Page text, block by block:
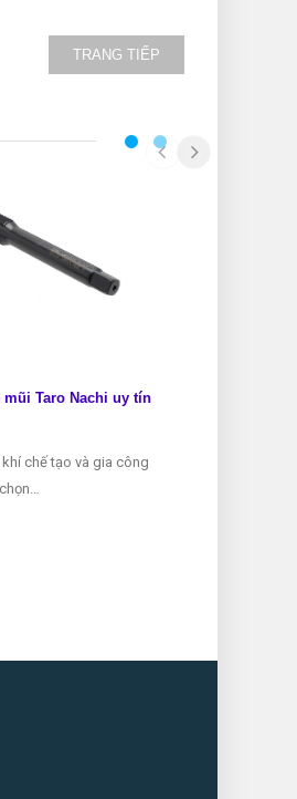
TRANG TIẾP
Taro Nachi uy tín
chế tạo và gia công